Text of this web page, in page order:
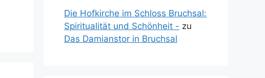
Die Hofkirche im Schloss Bruchsal:
Spiritualität und Schönheit - zu
Das Damianstor in Bruchsal